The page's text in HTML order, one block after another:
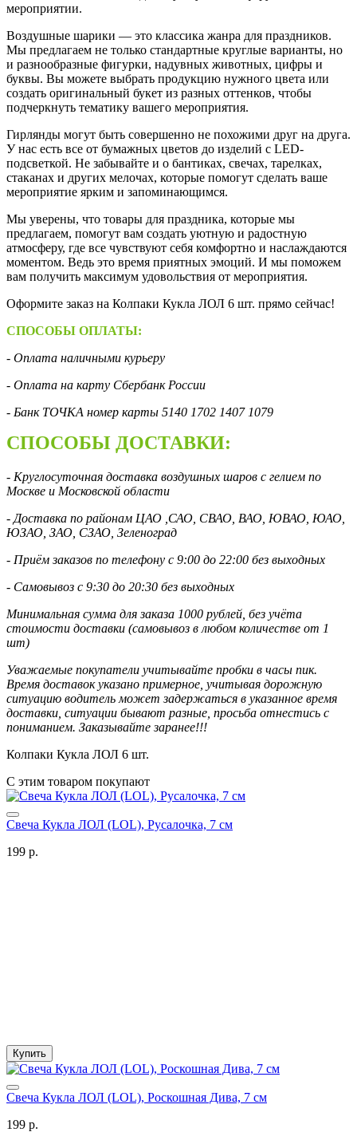
мероприятии.
Воздушные шарики — это классика жанра для праздников.
Мы предлагаем не только стандартные круглые варианты, но
и разнообразные фигурки, надувных животных, цифры и
буквы. Вы можете выбрать продукцию нужного цвета или
создать оригинальный букет из разных оттенков, чтобы
подчеркнуть тематику вашего мероприятия.
Гирлянды могут быть совершенно не похожими друг на друга.
У нас есть все от бумажных цветов до изделий с LED-
подсветкой. Не забывайте и о бантиках, свечах, тарелках,
стаканах и других мелочах, которые помогут сделать ваше
мероприятие ярким и запоминающимся.
Мы уверены, что товары для праздника, которые мы
предлагаем, помогут вам создать уютную и радостную
атмосферу, где все чувствуют себя комфортно и наслаждаются
моментом. Ведь это время приятных эмоций. И мы поможем
вам получить максимум удовольствия от мероприятия.
Оформите заказ на Колпаки Кукла ЛОЛ 6 шт. прямо сейчас!
СПОСОБЫ ОПЛАТЫ:
- Оплата наличными курьеру
- Оплата на карту Сбербанк России
- Банк ТОЧКА номер карты 5140 1702 1407 1079
СПОСОБЫ ДОСТАВКИ:
- Круглосуточная доставка воздушных шаров с гелием по
Москве и Московской области
- Доставка по районам ЦАО ,САО, СВАО, ВАО, ЮВАО, ЮАО,
ЮЗАО, ЗАО, СЗАО, Зеленоград
- Приём заказов по телефону с 9:00 до 22:00 без выходных
- Самовывоз с 9:30 до 20:30 без выходных
Минимальная сумма для заказа 1000 рублей, без учёта
стоимости доставки (самовывоз в любом количестве от 1
шт)
Уважаемые покупатели учитывайте пробки в часы пик.
Время доставок указано примерное, учитывая дорожную
ситуацию водитель может задержаться в указанное время
доставки, ситуации бывают разные, просьба отнестись с
пониманием. Заказывайте заранее!!!
Колпаки Кукла ЛОЛ 6 шт.
С этим товаром покупают
Свеча Кукла ЛОЛ (LOL), Русалочка, 7 см
199 р.
Купить
Свеча Кукла ЛОЛ (LOL), Роскошная Дива, 7 см
199 р.